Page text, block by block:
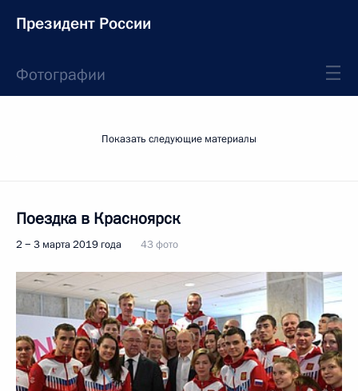
Президент России
Фотографии
Показать следующие материалы
Поездка в Красноярск
2 − 3 марта 2019 года 43 фото